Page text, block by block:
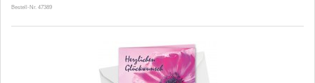
Bestell-Nr. 47389